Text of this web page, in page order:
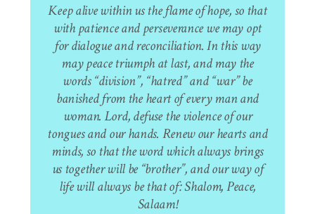
Keep alive within us the flame of hope, so that
with patience and perseverance we may opt
for dialogue and reconciliation. In this way
may peace triumph at last, and may the
words “division”, “hatred” and “war” be
banished from the heart of every man and
woman. Lord, defuse the violence of our
tongues and our hands. Renew our hearts and
minds, so that the word which always brings
us together will be “brother”, and our way of
life will always be that of: Shalom, Peace,
Salaam!